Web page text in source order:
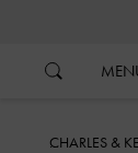
CHARLES &